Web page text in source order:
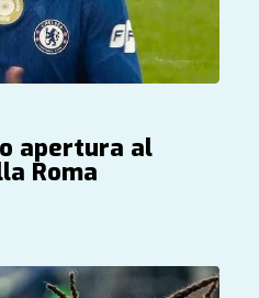
apertura al
Roma